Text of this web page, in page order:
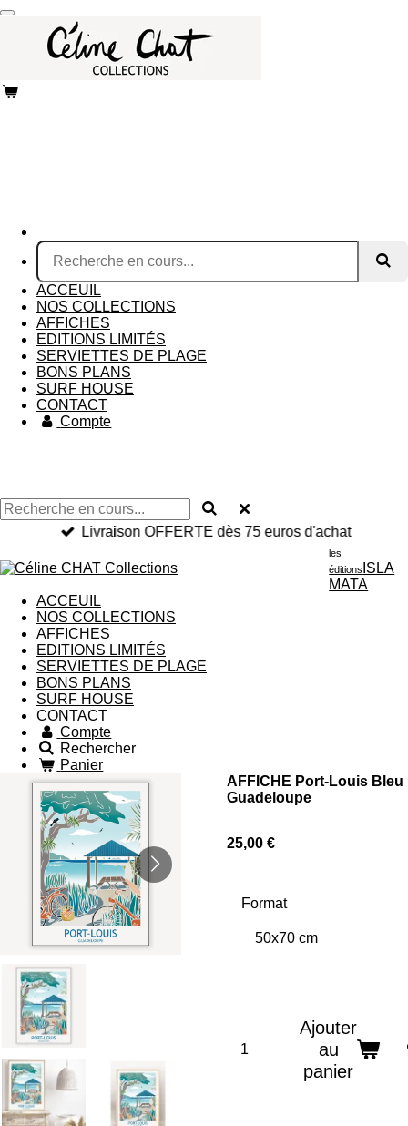
Passer
contenu
ACCEUIL
NOS COLLECTIONS
AFFICHES
EDITIONS LIMITÉS
SERVIETTES DE PLAGE
BONS PLANS
SURF HOUSE
CONTACT
Compte
Livraison OFFERTE dès 75 euros d'achat
les
éditions ISLA
MATA
ACCEUIL
NOS COLLECTIONS
AFFICHES
EDITIONS LIMITÉS
SERVIETTES DE PLAGE
BONS PLANS
SURF HOUSE
CONTACT
Compte
Rechercher
Panier
AFFICHE Port-Louis Bleu
Guadeloupe
25,00 €
Format
Ajouter
au
panier